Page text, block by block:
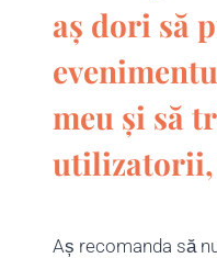
aș dori să
meu și să
utilizatorii,
Aș recomanda să